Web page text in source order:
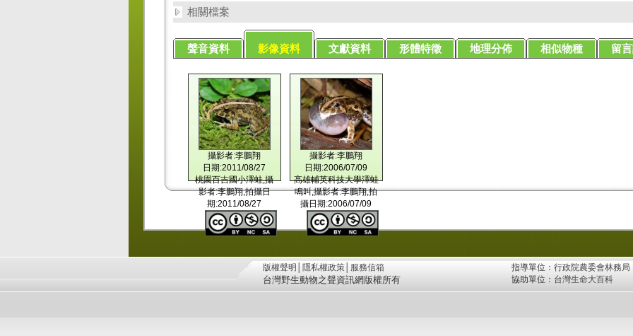
相關檔案
聲音資料 影像資料 文獻資料 形體特徵 地理分佈 相似物種 留
攝影者:李鵬翔
日期:2011/08/27
桃園百吉國小澤蛙,攝
影者:李鵬翔,拍攝日
期:2011/08/27
攝影者:李鵬翔
日期:2006/07/09
高雄輔英科技大學澤蛙
鳴叫,攝影者:李鵬翔,拍
攝日期:2006/07/09
版權聲明 隱私權政策 服務信箱
台灣野生動物之聲資訊網版權所有
指導單位： 行政院農委會林務局
協助單位： 台灣生命大百科